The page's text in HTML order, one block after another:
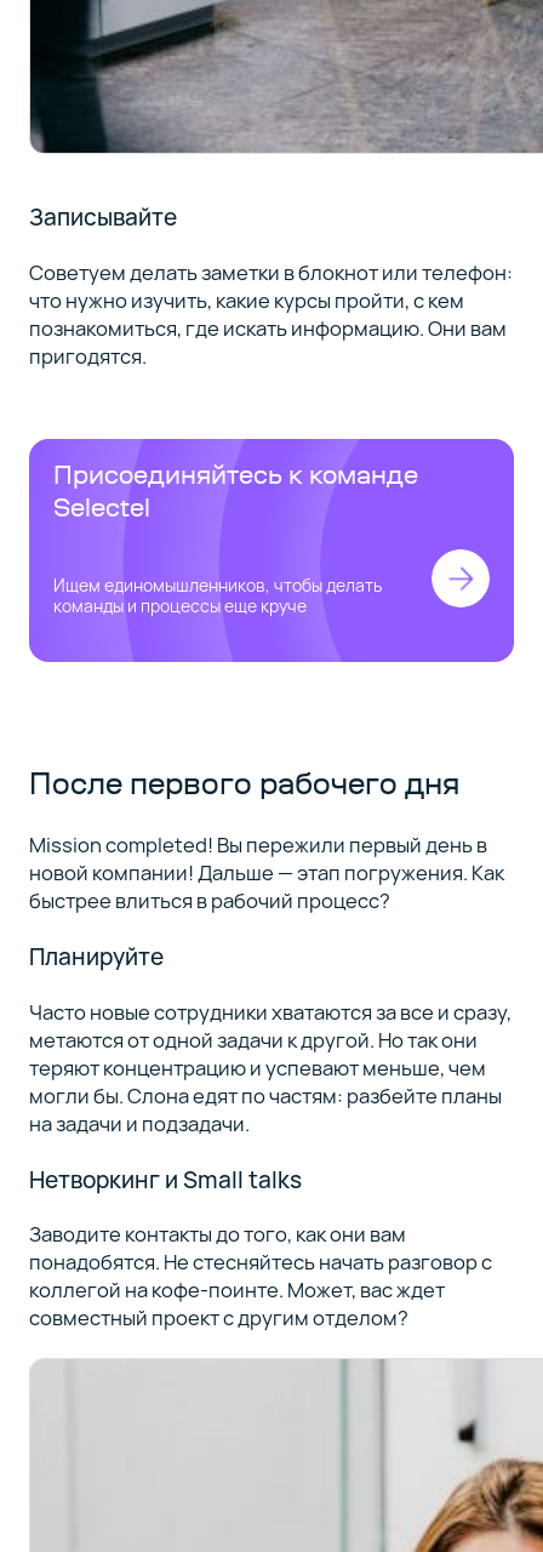
Записывайте
Советуем делать заметки в блокнот или телефон:
что нужно изучить, какие курсы пройти, с кем
познакомиться, где искать информацию. Они вам
пригодятся.
Присоединяйтесь к команде
Selectel
Ищем единомышленников, чтобы делать
команды и процессы еще круче
После первого рабочего дня
Mission completed! Вы пережили первый день в
новой компании! Дальше — этап погружения. Как
быстрее влиться в рабочий процесс?
Планируйте
Часто новые сотрудники хватаются за все и сразу,
метаются от одной задачи к другой. Но так они
теряют концентрацию и успевают меньше, чем
могли бы. Слона едят по частям: разбейте планы
на задачи и подзадачи.
Нетворкинг и Small talks
Заводите контакты до того, как они вам
понадобятся. Не стесняйтесь начать разговор с
коллегой на кофе-поинте. Может, вас ждет
совместный проект с другим отделом?